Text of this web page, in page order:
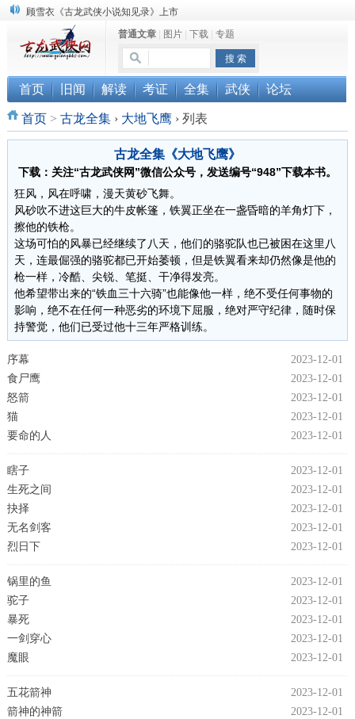
顾雪衣《古龙武侠小说知见录》上市
“武侠书库”查缺补漏活动圆满结束
《古龙小说原貌探究》修订版已上市
普通文章| 图片| 下载| 专题
首页 旧闻 解读 考证 全集 武侠 论坛
首页> 古龙全集 › 大地飞鹰 ›列表
古龙全集《大地飞鹰》
下载：关注“古龙武侠网”微信公众号，发送编号“948”下载本书。
狂风，风在呼啸，漫天黄砂飞舞。
风砂吹不进这巨大的牛皮帐篷，铁翼正坐在一盏昏暗的羊角灯下，
擦他的铁枪。
这场可怕的风暴已经继续了八天，他们的骆驼队也已被困在这里八
天，连最倔强的骆驼都已开始萎顿，但是铁翼看来却仍然像是他的
枪一样，冷酷、尖锐、笔挺、干净得发亮。
他希望带出来的“铁血三十六骑”也能像他一样，绝不受任何事物的
影响，绝不在任何一种恶劣的环境下屈服，绝对严守纪律，随时保
持警觉，他们已受过他十三年严格训练。
2023-12-01
序幕
2023-12-01
食尸鹰
2023-12-01
怒箭
2023-12-01
猫
2023-12-01
要命的人
2023-12-01
瞎子
2023-12-01
生死之间
2023-12-01
抉择
2023-12-01
无名剑客
2023-12-01
烈日下
2023-12-01
锅里的鱼
2023-12-01
驼子
2023-12-01
暴死
2023-12-01
一剑穿心
2023-12-01
魔眼
2023-12-01
五花箭神
2023-12-01
箭神的神箭